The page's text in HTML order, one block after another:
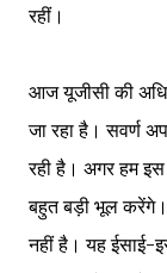
रहीं।
आज यूजीसी की
जा रहा है। सवर्ण
रही है। अगर हम
बहुत बड़ी भूल करेंगे।
नहीं है। यह ईसाई-